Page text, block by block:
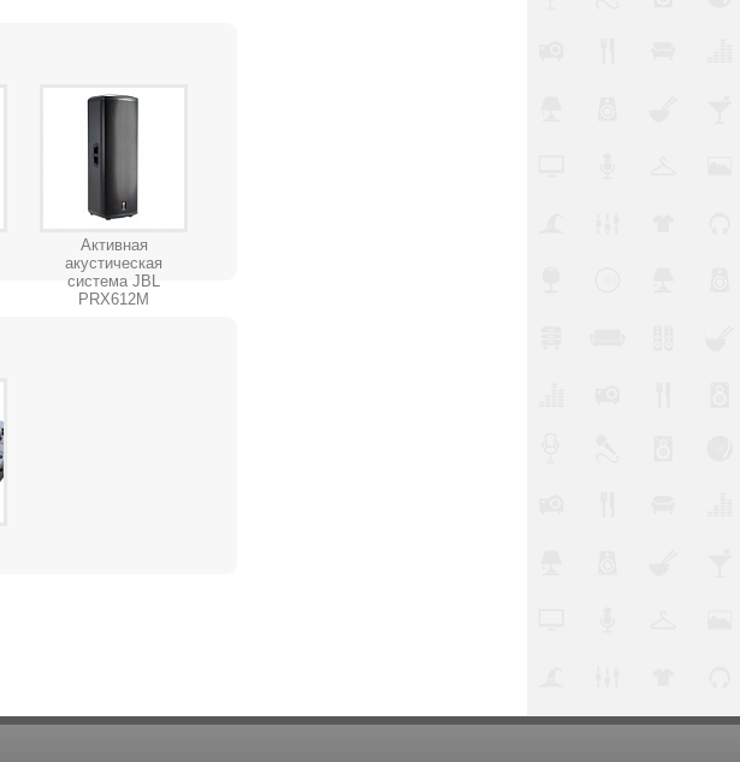
Активная
акустическая
система JBL
PRX612M